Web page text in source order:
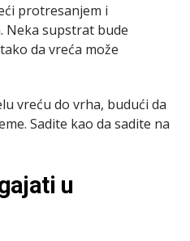
protresanjem i
Neka supstrat bude
da vreća može
vreću do vrha, budući da
Sadite kao da sadite na
u